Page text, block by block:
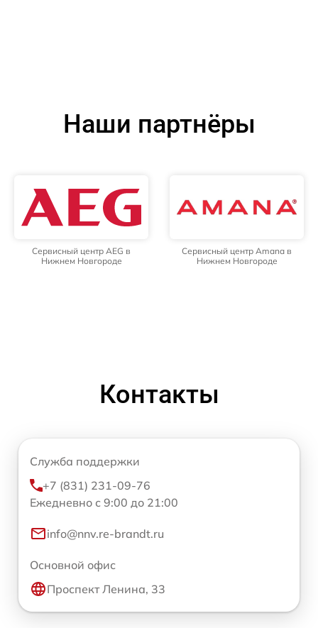
Наши партнёры
Сервисный центр AEG в
Нижнем Новгороде
Сервисный центр Amana в
Нижнем Новгороде
Контакты
Служба поддержки
+7 (831) 231-09-76
Ежедневно с 9:00 до 21:00
info@nnv.re-brandt.ru
Основной офис
Проспект Ленина, 33